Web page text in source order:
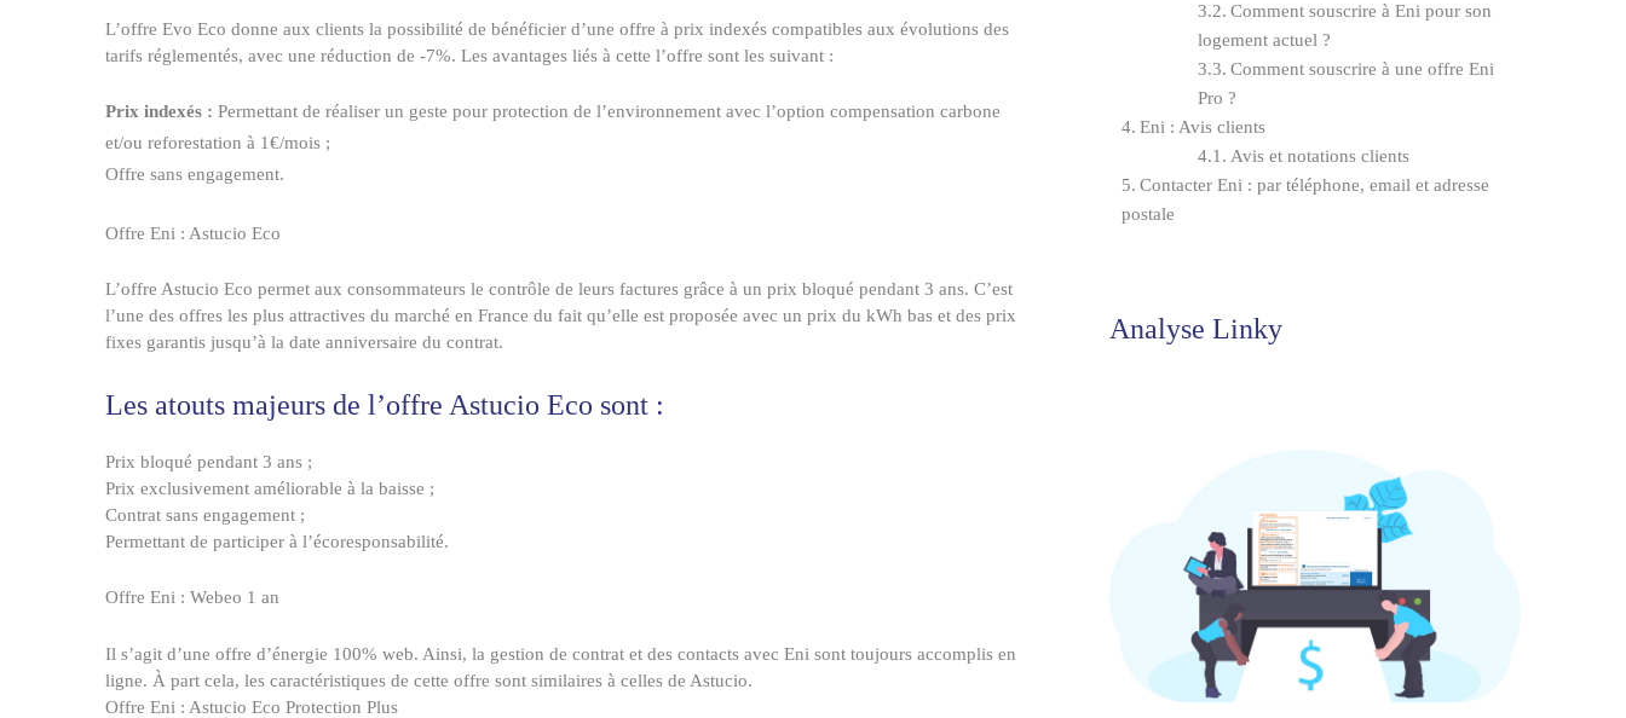
L’offre Evo Eco donne aux clients la possibilité de bénéficier d’une offre à prix indexés compatibles aux évolutions des
tarifs réglementés, avec une réduction de -7%. Les avantages liés à cette l’offre sont les suivant :
Prix indexés : Permettant de réaliser un geste pour protection de l’environnement avec l’option compensation carbone
et/ou reforestation à 1€/mois ;
Offre sans engagement.
Offre Eni : Astucio Eco
L’offre Astucio Eco permet aux consommateurs le contrôle de leurs factures grâce à un prix bloqué pendant 3 ans. C’est
l’une des offres les plus attractives du marché en France du fait qu’elle est proposée avec un prix du kWh bas et des prix
fixes garantis jusqu’à la date anniversaire du contrat.
Les atouts majeurs de l’offre Astucio Eco sont :
Prix bloqué pendant 3 ans ;
Prix exclusivement améliorable à la baisse ;
Contrat sans engagement ;
Permettant de participer à l’écoresponsabilité.
Offre Eni : Webeo 1 an
Il s’agit d’une offre d’énergie 100% web. Ainsi, la gestion de contrat et des contacts avec Eni sont toujours accomplis en
ligne. À part cela, les caractéristiques de cette offre sont similaires à celles de Astucio.
Offre Eni : Astucio Eco Protection Plus
Comment souscrire à Eni pour son
logement actuel ?
Comment souscrire à une offre Eni
Pro ?
Eni : Avis clients
Avis et notations clients
Contacter Eni : par téléphone, email et adresse
postale
Analyse Linky